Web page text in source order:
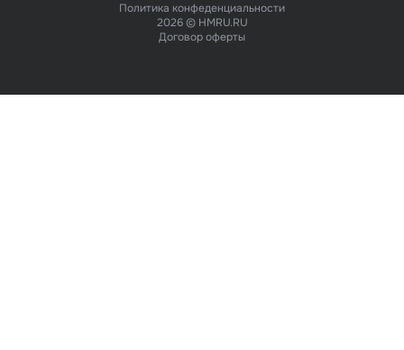
Политика конфеденциальности
2026 © HMRU.RU
Договор оферты